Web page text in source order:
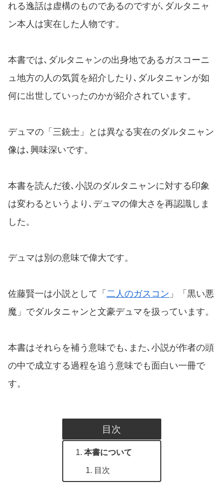
れる逸話は虚構のものであるのですが､ダルタニャ
ン本人は実在した人物です。
本書では､ダルタニャンの出身地であるガスコーニ
ュ地方の人の気質を紹介したり､ダルタニャンが如
何に出世していったのかが紹介されています。
デュマの「三銃士」とは異なる実在のダルタニャン
像は､興味深いです。
本書を読んだ後､小説のダルタニャンに対する印象
は変わるというより､デュマの偉大さを再認識しま
した。
デュマは別の意味で偉大です。
佐藤賢一は小説として「 二人のガスコン 」「黒い悪
魔」でダルタニャンと文豪デュマを扱っています。
本書はそれらを補う意味でも､また､小説が作者の頭
の中で成立する過程を追う意味でも面白い一冊で
す。
目次
本書について
目次